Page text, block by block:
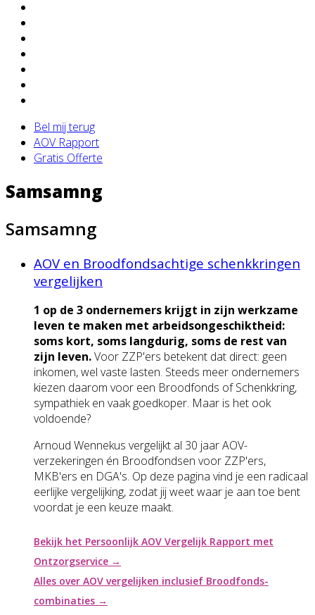
Bel mij terug
AOV Rapport
Gratis Offerte
Samsamng
Samsamng
AOV en Broodfondsachtige schenkkringen
vergelijken
1 op de 3 ondernemers krijgt in zijn werkzame
leven te maken met arbeidsongeschiktheid:
soms kort, soms langdurig, soms de rest van
zijn leven.Voor ZZP'ers betekent dat direct: geen
inkomen, wel vaste lasten. Steeds meer ondernemers
kiezen daarom voor een Broodfonds of Schenkkring,
sympathiek en vaak goedkoper. Maar is het ook
voldoende?
Arnoud Wennekus vergelijkt al 30 jaar AOV-
verzekeringen én Broodfondsen voor ZZP'ers,
MKB'ers en DGA's. Op deze pagina vind je een radicaal
eerlijke vergelijking, zodat jij weet waar je aan toe bent
voordat je een keuze maakt.
Bekijk het Persoonlijk AOV Vergelijk Rapport met
Ontzorgservice →
Alles over AOV vergelijken inclusief Broodfonds-
combinaties →